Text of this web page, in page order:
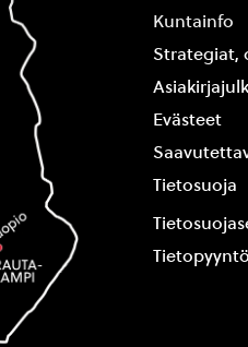
Kuntainfo
Strategiat,
Evästeet
Tietosuoja
Tietopyyntö